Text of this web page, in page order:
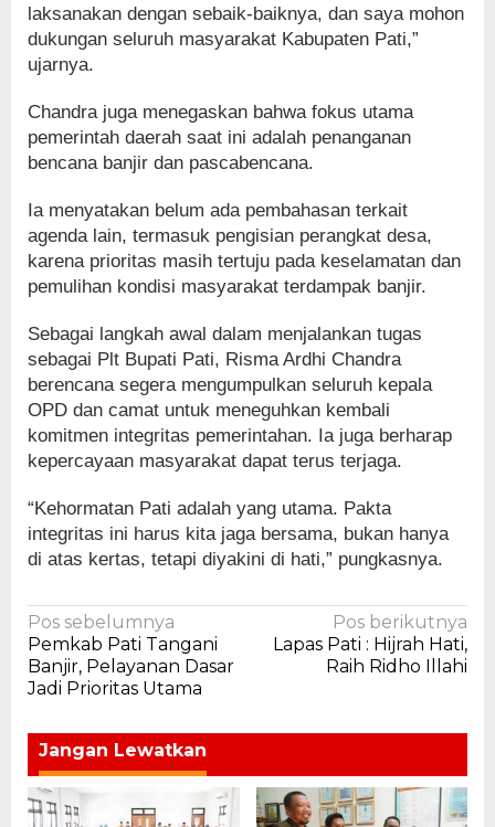
laksanakan dengan sebaik-baiknya, dan saya mohon
dukungan seluruh masyarakat Kabupaten Pati,”
ujarnya.
Chandra juga menegaskan bahwa fokus utama
pemerintah daerah saat ini adalah penanganan
bencana banjir dan pascabencana.
Ia menyatakan belum ada pembahasan terkait
agenda lain, termasuk pengisian perangkat desa,
karena prioritas masih tertuju pada keselamatan dan
pemulihan kondisi masyarakat terdampak banjir.
Sebagai langkah awal dalam menjalankan tugas
sebagai Plt Bupati Pati, Risma Ardhi Chandra
berencana segera mengumpulkan seluruh kepala
OPD dan camat untuk meneguhkan kembali
komitmen integritas pemerintahan. Ia juga berharap
kepercayaan masyarakat dapat terus terjaga.
“Kehormatan Pati adalah yang utama. Pakta
integritas ini harus kita jaga bersama, bukan hanya
di atas kertas, tetapi diyakini di hati,” pungkasnya.
Navigasi
pos
Pos sebelumnya
Pemkab Pati Tangani
Banjir, Pelayanan Dasar
Jadi Prioritas Utama
Pos berikutnya
Lapas Pati : Hijrah Hati,
Raih Ridho Illahi
Jangan Lewatkan